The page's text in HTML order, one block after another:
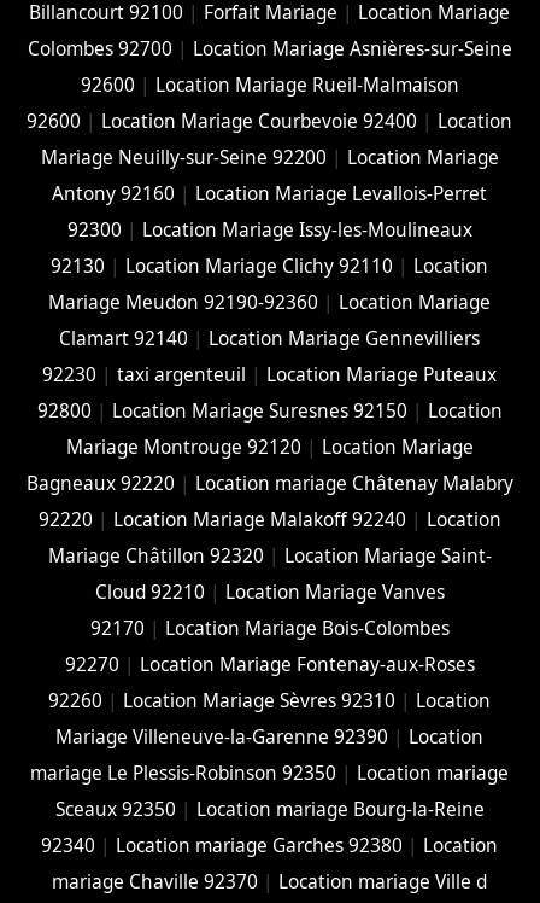
Billancourt 92100 | Forfait Mariage | Location Mariage
Colombes 92700 | Location Mariage Asnières-sur-Seine
92600 | Location Mariage Rueil-Malmaison
92600 | Location Mariage Courbevoie 92400 | Location
Mariage Neuilly-sur-Seine 92200 | Location Mariage
Antony 92160 | Location Mariage Levallois-Perret
92300 | Location Mariage Issy-les-Moulineaux
92130 | Location Mariage Clichy 92110 | Location
Mariage Meudon 92190-92360 | Location Mariage
Clamart 92140 | Location Mariage Gennevilliers
92230 |taxi argenteuil | Location Mariage Puteaux
92800 | Location Mariage Suresnes 92150 | Location
Mariage Montrouge 92120 | Location Mariage
Bagneaux 92220 | Location mariage Châtenay Malabry
92220 | Location Mariage Malakoff 92240 | Location
Mariage Châtillon 92320 | Location Mariage Saint-
Cloud 92210 | Location Mariage Vanves
92170 | Location Mariage Bois-Colombes
92270 | Location Mariage Fontenay-aux-Roses
92260 | Location Mariage Sèvres 92310 | Location
Mariage Villeneuve-la-Garenne 92390 | Location
mariage Le Plessis-Robinson 92350 | Location mariage
Sceaux 92350 | Location mariage Bourg-la-Reine
92340 | Location mariage Garches 92380 | Location
mariage Chaville 92370 | Location mariage Ville d